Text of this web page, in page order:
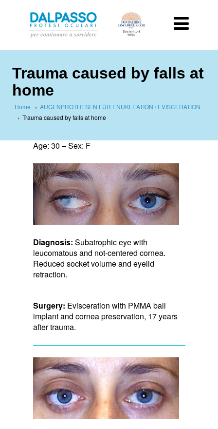
Trauma caused by falls at
home
Home › AUGENPROTHESEN FÜR ENUKLEATION / EVISCERATION
› Trauma caused by falls at home
Age: 30 – Sex: F
Diagnosis: Subatrophic eye with
leucomatous and not-centered cornea.
Reduced socket volume and eyelid
retraction.
Surgery: Evisceration with PMMA ball
implant and cornea preservation, 17 years
after trauma.